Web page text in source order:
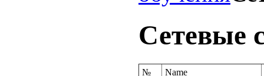
Сетевые
№ Name